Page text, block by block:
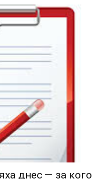
днес — за кого